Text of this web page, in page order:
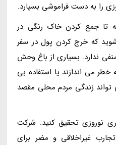
را به دست فراموشی بسپارد.
تا جمع کردن خاک رنگی در
که خرج کردن پول در سفر
ندارد. بسیاری از باغ وحش
می اندازند یا استفاده بی
تواند زندگی مردم محلی مقصد
نوروزی تحقیق کنید. شرکت
غیراخلاقی و مضر برای